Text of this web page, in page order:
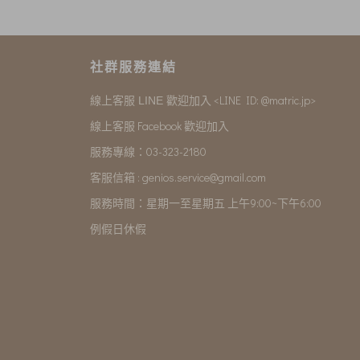
社群服務連結
線上客服 LINE 歡迎加入 <LINE ID: @matric.jp>
線上客服 Facebook 歡迎加入
服務專線：03-323-2180
客服信箱 : genios.service@gmail.com
服務時間：星期一至星期五 上午9:00~下午6:00
例假日休假